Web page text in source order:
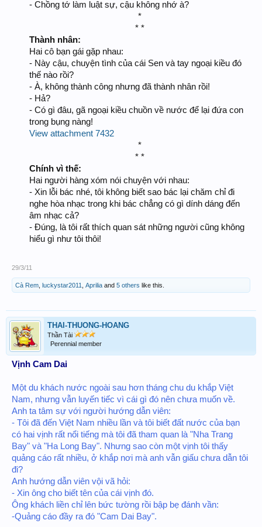
- Chồng tớ làm luật sự, cậu không nhớ à?
*
* *​
Thành nhân:
Hai cô bạn gái gặp nhau:
- Này cậu, chuyện tình của cái Sen và tay ngoại kiều đó
thế nào rồi?
- À, không thành công nhưng đã thành nhân rồi!
- Hả?
- Có gì đâu, gã ngoại kiều chuồn về nước để lại đứa con
trong bụng nàng!
View attachment 7432
*
* *​
Chính vì thế:
Hai người hàng xóm nói chuyện với nhau:
- Xin lỗi bác nhé, tôi không biết sao bác lại chăm chỉ đi
nghe hòa nhạc trong khi bác chẳng có gì dính dáng đến
âm nhạc cả?
- Đúng, là tôi rất thích quan sát những người cũng không
hiểu gì như tôi thôi!
29/3/11
Cà Rem luckystar2011 Aprilia and 5 others like this.
THAI-THUONG-HOANG
Thần Tài
Perennial member
Vịnh Cam Dai
Một du khách nước ngoài sau hơn tháng chu du khắp Việt
Nam, nhưng vẫn luyến tiếc vì cái gì đó nên chưa muốn về.
Anh ta tâm sự với người hướng dẫn viên:
- Tôi đã đến Việt Nam nhiều lần và tôi biết đất nước của bạn
có hai vịnh rất nổi tiếng mà tôi đã tham quan là "Nha Trang
Bay" và "Ha Long Bay". Nhưng sao còn một vịnh tôi thấy
quảng cáo rất nhiều, ở khắp nơi mà anh vẫn giấu chưa dẫn tôi
đi?
Anh hướng dẫn viên vội vã hỏi:
- Xin ông cho biết tên của cái vịnh đó.
Ông khách liền chỉ lên bức tường rồi bập bẹ đánh vần:
-Quảng cáo đầy ra đó "Cam Dai Bay".